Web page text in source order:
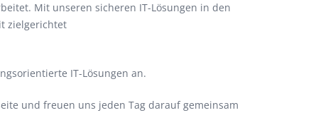
Mit unseren sicheren IT-Lösungen in den
zielgerichtet
IT-Lösungen an.
und freuen uns jeden Tag darauf gemeinsam